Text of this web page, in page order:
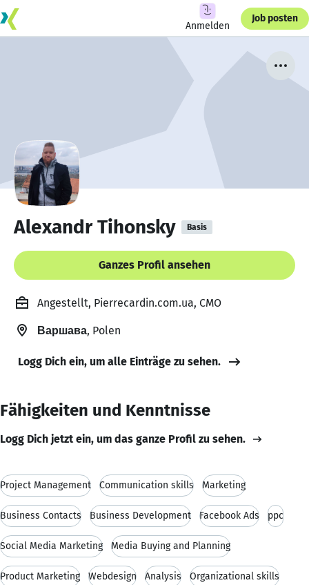
Anmelden
Job posten
Alexandr Tihonsky Basis
Ganzes Profil ansehen
Angestellt, Pierrecardin.com.ua, CMO
Варшава, Polen
Logg Dich ein, um alle Einträge zu sehen.
Fähigkeiten und Kenntnisse
Logg Dich jetzt ein, um das ganze Profil zu sehen.
Project Management Communication skills Marketing
Business Contacts Business Development Facebook Ads ppc
Social Media Marketing Media Buying and Planning
Product Marketing Webdesign Analysis Organizational skills